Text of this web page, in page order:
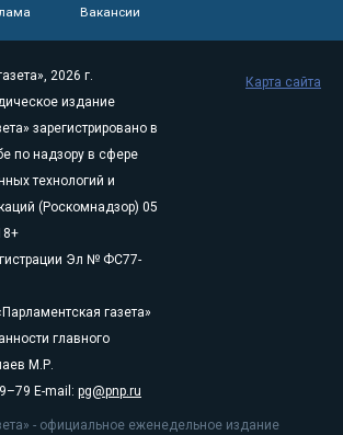
Вакансии
2026 г.
издание
зарегистрировано в
по надзору в сфере
технологий и
(Роскомнадзор) 05
Эл № ФС77-
газета»
главного
М.Р.
E-mail: pg@pnp.ru
- официальное еженедельное издание
Карта сайта